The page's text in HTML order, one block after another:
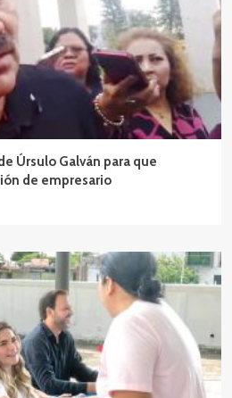
Úrsulo Galván para que
de empresario